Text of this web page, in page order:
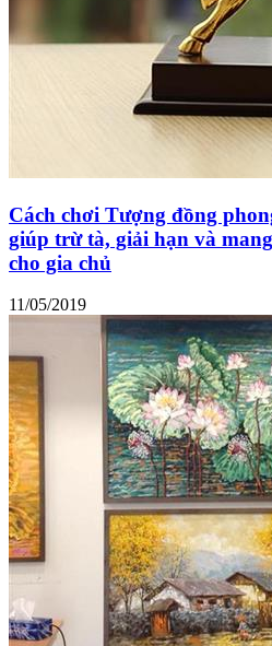
Cách chơi Tượng đồng
giúp trừ tà, giải hạn và
cho gia chủ
11/05/2019